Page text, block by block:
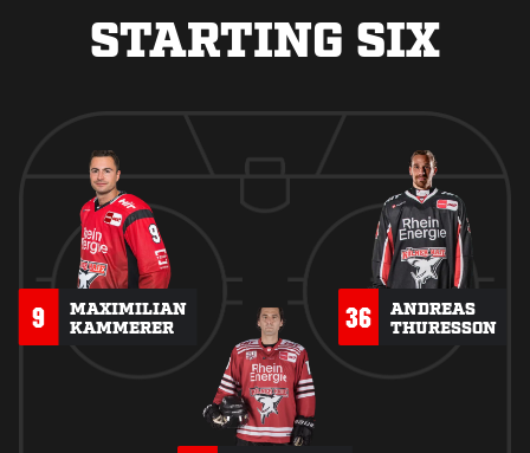
STARTING SIX
9
MAXIMILIAN
KAMMERER
36
ANDREAS
THURESSON